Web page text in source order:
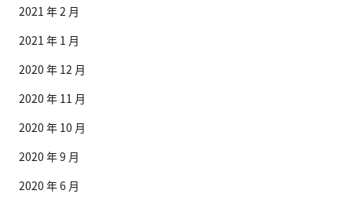
2021 年 2 月
2021 年 1 月
2020 年 12 月
2020 年 11 月
2020 年 10 月
2020 年 9 月
2020 年 6 月